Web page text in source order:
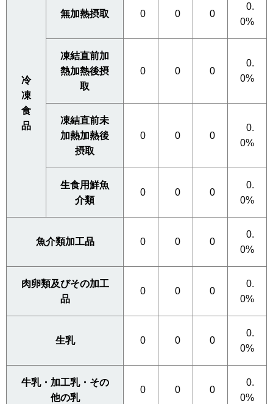
冷
凍
食
品
無加熱摂取 0 0 0
0.
0%
凍結直前加
熱加熱後摂
取
0 0 0
0.
0%
凍結直前未
加熱加熱後
摂取
0 0 0
0.
0%
生食用鮮魚
介類
0 0 0
0.
0%
魚介類加工品 0 0 0
0.
0%
肉卵類及びその加工
品
0 0 0
0.
0%
生乳 0 0 0
0.
0%
牛乳・加工乳・その
他の乳
0 0 0
0.
0%